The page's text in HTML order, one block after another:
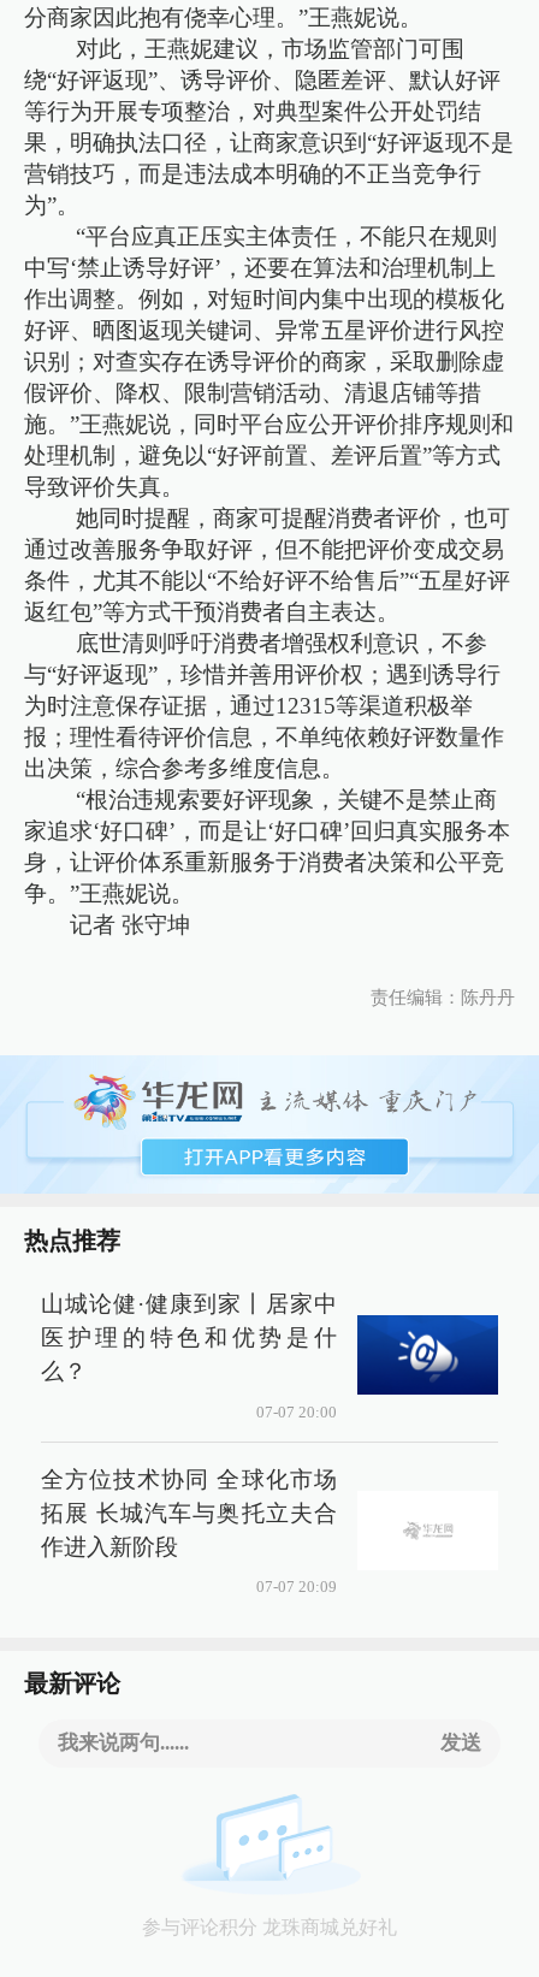
分商家因此抱有侥幸心理。”王燕妮说。
对此，王燕妮建议，市场监管部门可围
绕“好评返现”、诱导评价、隐匿差评、默认好评
等行为开展专项整治，对典型案件公开处罚结
果，明确执法口径，让商家意识到“好评返现不是
营销技巧，而是违法成本明确的不正当竞争行
为”。
“平台应真正压实主体责任，不能只在规则
中写‘禁止诱导好评’，还要在算法和治理机制上
作出调整。例如，对短时间内集中出现的模板化
好评、晒图返现关键词、异常五星评价进行风控
识别；对查实存在诱导评价的商家，采取删除虚
假评价、降权、限制营销活动、清退店铺等措
施。”王燕妮说，同时平台应公开评价排序规则和
处理机制，避免以“好评前置、差评后置”等方式
导致评价失真。
她同时提醒，商家可提醒消费者评价，也可
通过改善服务争取好评，但不能把评价变成交易
条件，尤其不能以“不给好评不给售后”“五星好评
返红包”等方式干预消费者自主表达。
底世清则呼吁消费者增强权利意识，不参
与“好评返现”，珍惜并善用评价权；遇到诱导行
为时注意保存证据，通过12315等渠道积极举
报；理性看待评价信息，不单纯依赖好评数量作
出决策，综合参考多维度信息。
“根治违规索要好评现象，关键不是禁止商
家追求‘好口碑’，而是让‘好口碑’回归真实服务本
身，让评价体系重新服务于消费者决策和公平竞
争。”王燕妮说。
记者 张守坤
责任编辑：陈丹丹
热点推荐
山城论健·健康到家丨居家中
医护理的特色和优势是什
么？
07-07 20:00
全方位技术协同 全球化市场
拓展 长城汽车与奥托立夫合
作进入新阶段
07-07 20:09
最新评论
我来说两句...... 发送
参与评论积分 龙珠商城兑好礼